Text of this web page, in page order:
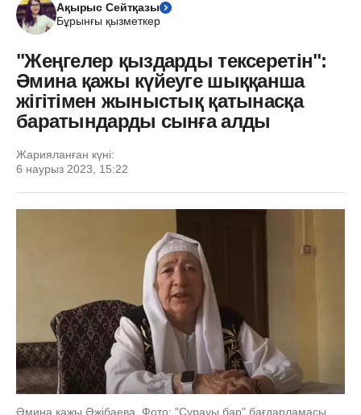
Ақырыс Сейтқазы
Бұрынғы қызметкер
"Жеңгелер қыздарды тексеретін":
Әмина қажы күйеуге шыққанша
жігітімен жыныстық қатынасқа
баратындарды сынға алды
Жарияланған күні:
6 наурыз 2023, 15:22
Әмина қажы Әжібаева. Фото: "Сұрауы бар" бағдарламасы